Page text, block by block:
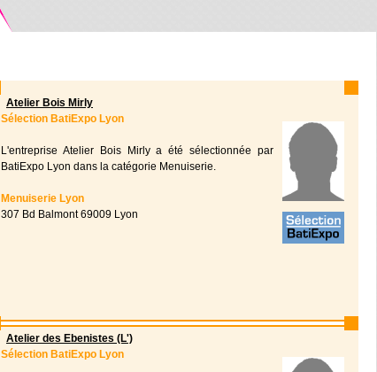
Atelier Bois Mirly
Sélection BatiExpo Lyon
L'entreprise Atelier Bois Mirly a été sélectionnée par
BatiExpo Lyon dans la catégorie Menuiserie.
Menuiserie Lyon
307 Bd Balmont 69009 Lyon
Atelier des Ebenistes (L')
Sélection BatiExpo Lyon